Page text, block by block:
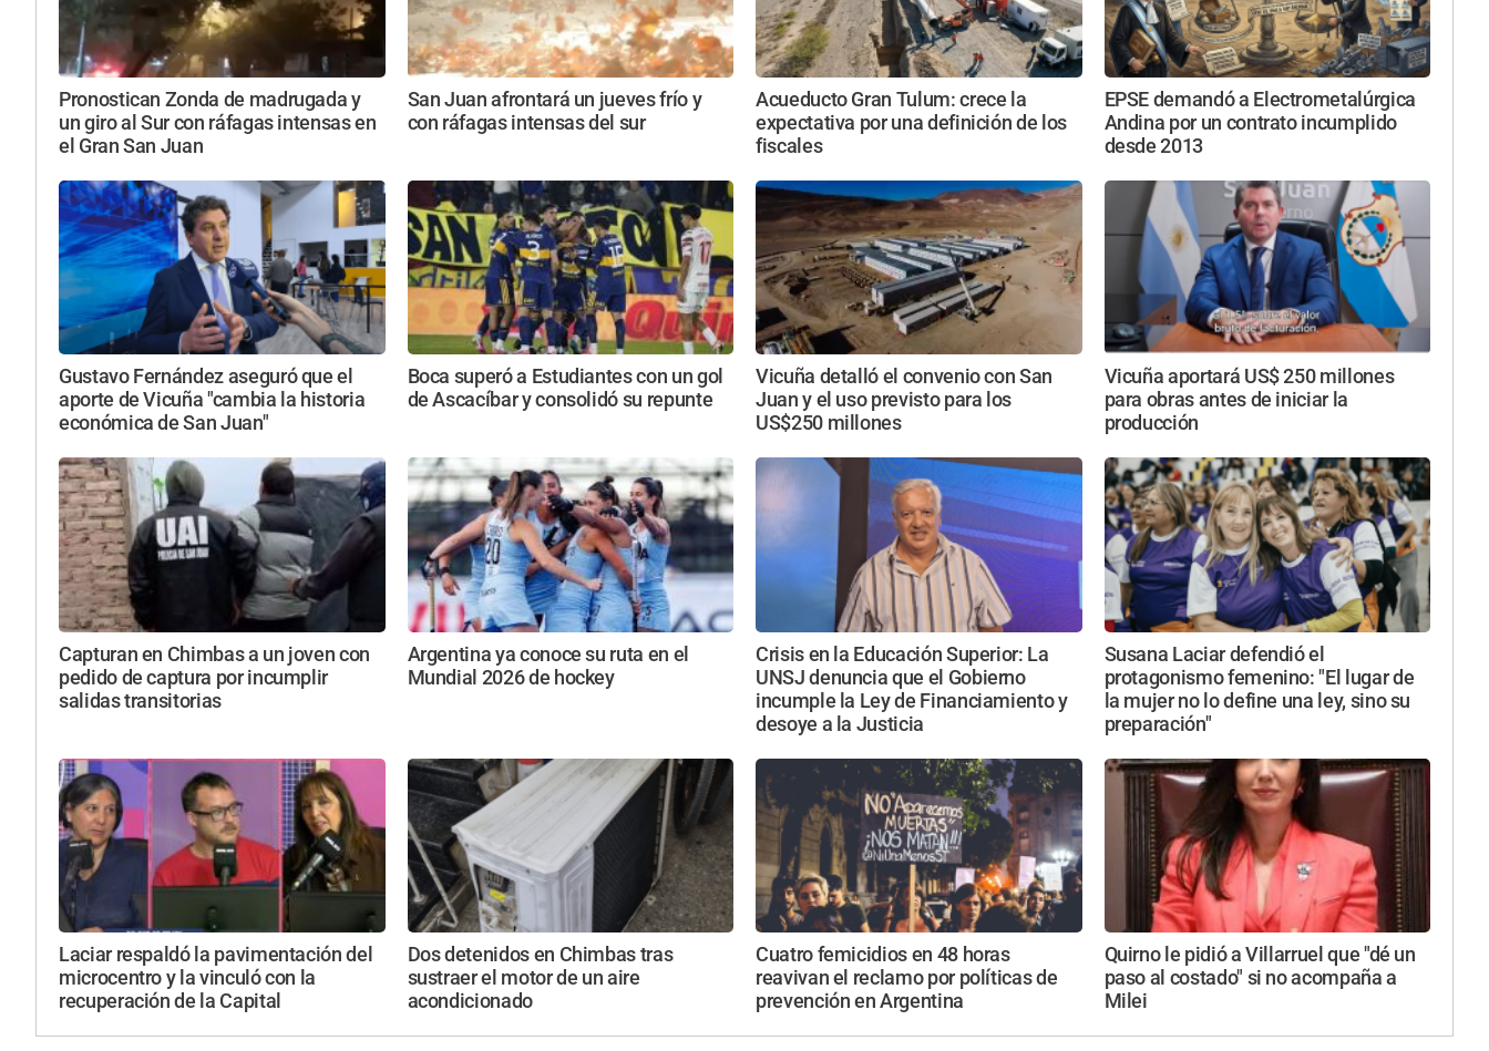
Pronostican Zonda de madrugada y
un giro al Sur con ráfagas intensas en
el Gran San Juan
San Juan afrontará un jueves frío y
con ráfagas intensas del sur
Acueducto Gran Tulum: crece la
expectativa por una definición de los
fiscales
EPSE demandó a Electrometalúrgica
Andina por un contrato incumplido
desde 2013
Gustavo Fernández aseguró que el
aporte de Vicuña "cambia la historia
económica de San Juan"
Boca superó a Estudiantes con un gol
de Ascacíbar y consolidó su repunte
Vicuña detalló el convenio con San
Juan y el uso previsto para los
US$250 millones
Vicuña aportará US$ 250 millones
para obras antes de iniciar la
producción
Capturan en Chimbas a un joven con
pedido de captura por incumplir
salidas transitorias
Argentina ya conoce su ruta en el
Mundial 2026 de hockey
Crisis en la Educación Superior: La
UNSJ denuncia que el Gobierno
incumple la Ley de Financiamiento y
desoye a la Justicia
Susana Laciar defendió el
protagonismo femenino: "El lugar de
la mujer no lo define una ley, sino su
preparación"
Laciar respaldó la pavimentación del
microcentro y la vinculó con la
recuperación de la Capital
Dos detenidos en Chimbas tras
sustraer el motor de un aire
acondicionado
Cuatro femicidios en 48 horas
reavivan el reclamo por políticas de
prevención en Argentina
Quirno le pidió a Villarruel que "dé un
paso al costado" si no acompaña a
Milei